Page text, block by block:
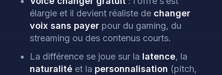
élargie et il devient réaliste de changer
voix sans payer pour du gaming, du
streaming ou des contenus courts.
La différence se joue sur la latence, la
naturalité et la personnalisation (pitch,